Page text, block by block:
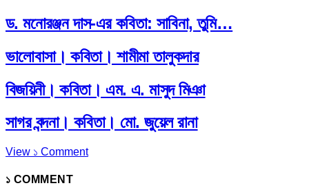
ড. মনোরঞ্জন দাস-এর কবিতা: সাবিনা, তুমি…
ভালোবাসা। কবিতা। শামীমা তালুকদার
বিজয়িনী। কবিতা। এম. এ. মাসুদ মিঞা
সাগর বন্দনা। কবিতা। মো. জুয়েল রানা
View ১ Comment
১ COMMENT